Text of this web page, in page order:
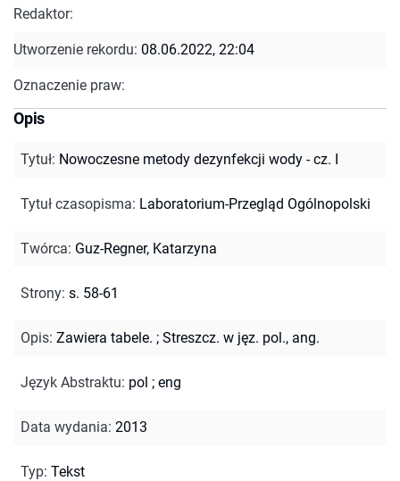
Redaktor:
Utworzenie rekordu: 08.06.2022, 22:04
Oznaczenie praw:
Opis
Tytuł: Nowoczesne metody dezynfekcji wody - cz. I
Tytuł czasopisma: Laboratorium-Przegląd Ogólnopolski
Twórca: Guz-Regner, Katarzyna
Strony: s. 58-61
Opis: Zawiera tabele. ; Streszcz. w jęz. pol., ang.
Język Abstraktu: pol ; eng
Data wydania: 2013
Typ: Tekst